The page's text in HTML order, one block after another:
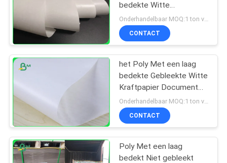
bedekte Witte
Kraftpapier Document
van FDA voor
Suikersachets
CONTACT
het Poly Met een laag
bedekte Gebleekte Witte
Kraftpapier Document
van 50gsm 60gsm voor
Sugar Salt Package
CONTACT
Poly Met een laag
bedekt Niet gebleekt